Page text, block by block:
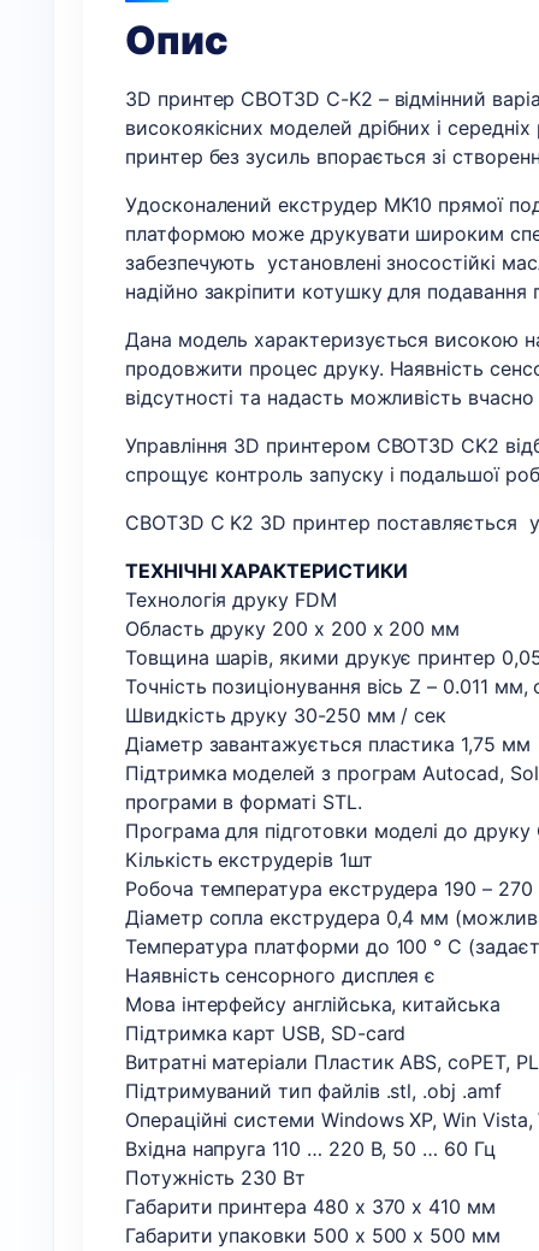
Опис
3D принтер CBOT3D C-K2 – відмінний
високоякісних моделей дрібних і
принтер без зусиль впорається зі
Удосконалений екструдер MK10 прямої
платформою може друкувати широким
забезпечують установлені зносостійкі
надійно закріпити котушку для подавання
Дана модель характеризується високою
продовжити процес друку. Наявність
відсутності та надасть можливість
Управління 3D принтером CBOT3D CK2
спрощує контроль запуску і подальшої
CBOT3D C K2 3D принтер поставляється
ТЕХНІЧНІ ХАРАКТЕРИСТИКИ
Технологія друку FDM
Область друку 200 х 200 х 200 мм
Товщина шарів, якими друкує принтер
Точність позиціонування вісь Z – 0.011
Швидкість друку 30-250 мм / сек
Діаметр завантажується пластика 1,75 мм
Підтримка моделей з програм Autocad,
програми в форматі STL.
Програма для підготовки моделі до друку
Кількість екструдерів 1шт
Робоча температура екструдера 190 – 270
Діаметр сопла екструдера 0,4 мм
Температура платформи до 100 ° С
Наявність сенсорного дисплея є
Мова інтерфейсу англійська, китайська
Підтримка карт USB, SD-card
Витратні матеріали Пластик ABS, coPET,
Підтримуваний тип файлів .stl, .obj .amf
Операційні системи Windows XP, Win
Вхідна напруга 110 … 220 В, 50 … 60 Гц
Потужність 230 Вт
Габарити принтера 480 x 370 x 410 мм
Габарити упаковки 500 x 500 x 500 мм